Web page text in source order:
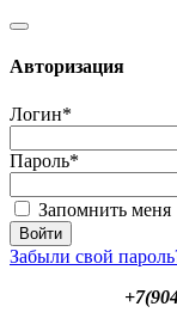
Авторизация
Логин*
Пароль*
Запомнить меня
Забыли свой